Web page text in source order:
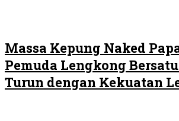
Massa Kepung Naked
Pemuda Lengkong
Turun dengan Kekuatan